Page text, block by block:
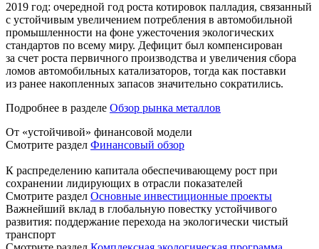
2019 год: очередной год роста котировок палладия, связанный
с устойчивым увеличением потребления в автомобильной
промышленности на фоне ужесточения экологических
стандартов по всему миру. Дефицит был компенсирован
за счет роста первичного производства и увеличения сбора
ломов автомобильных катализаторов, тогда как поставки
из ранее накопленных запасов значительно сократились.
Подробнее в разделе Обзор рынка металлов
От «устойчивой» финансовой модели
Смотрите раздел Финансовый обзор
К распределению капитала обеспечивающему рост при
сохранении лидирующих в отрасли показателей
Смотрите раздел Основные инвестиционные проекты
Важнейший вклад в глобальную повестку устойчивого
развития: поддержание перехода на экологически чистый
транспорт